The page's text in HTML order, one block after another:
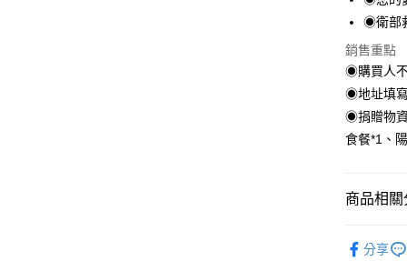
◉衛部
銷售重點
◉購買人
◉地址填
◉捐贈物
食餐*1、
商品相關
分享